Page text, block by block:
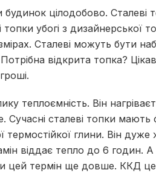
цілодобово. Сталеві
топки убогі з дизайнерської
Сталеві можуть бути
Потрібна відкрита топка?
теплоємність. Він
Сучасні сталеві топки мають
глини. Він дуже
віддає тепло до 6 годин. А
цей термін ще довше. ККД